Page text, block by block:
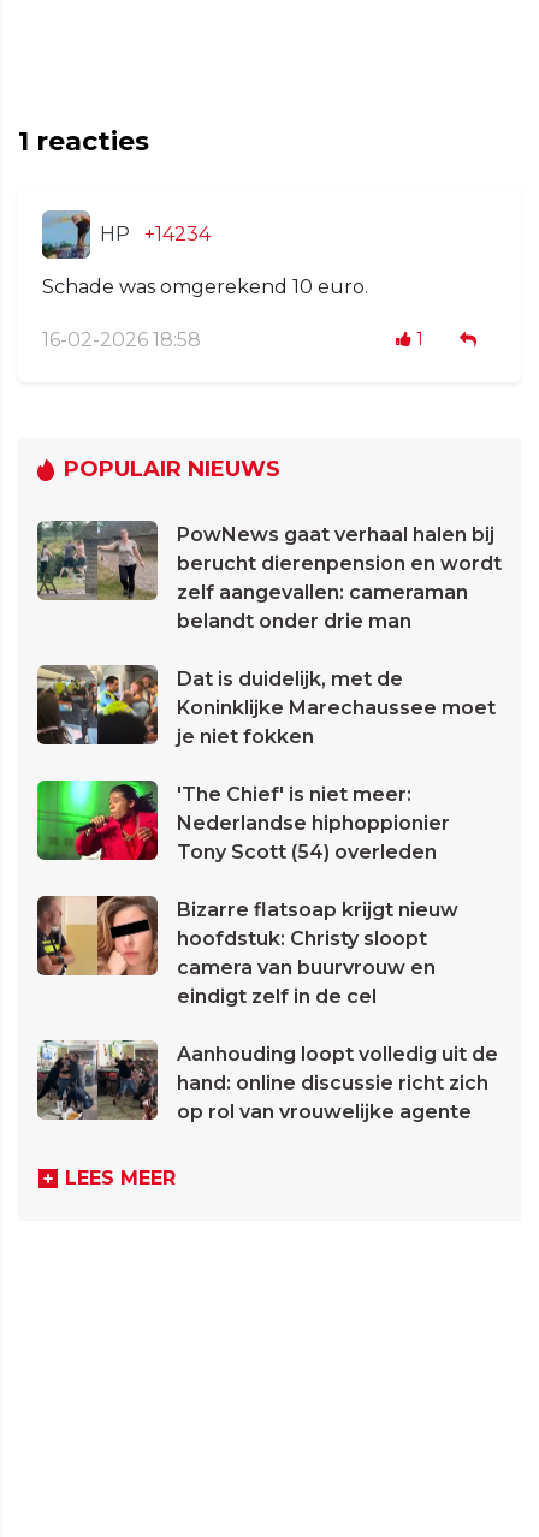
1 reacties
HP +14234
Schade was omgerekend 10 euro.
16-02-2026 18:58 1
POPULAIR NIEUWS
PowNews gaat verhaal halen bij
berucht dierenpension en wordt
zelf aangevallen: cameraman
belandt onder drie man
Dat is duidelijk, met de
Koninklijke Marechaussee moet
je niet fokken
'The Chief' is niet meer:
Nederlandse hiphoppionier
Tony Scott (54) overleden
Bizarre flatsoap krijgt nieuw
hoofdstuk: Christy sloopt
camera van buurvrouw en
eindigt zelf in de cel
Aanhouding loopt volledig uit de
hand: online discussie richt zich
op rol van vrouwelijke agente
LEES MEER